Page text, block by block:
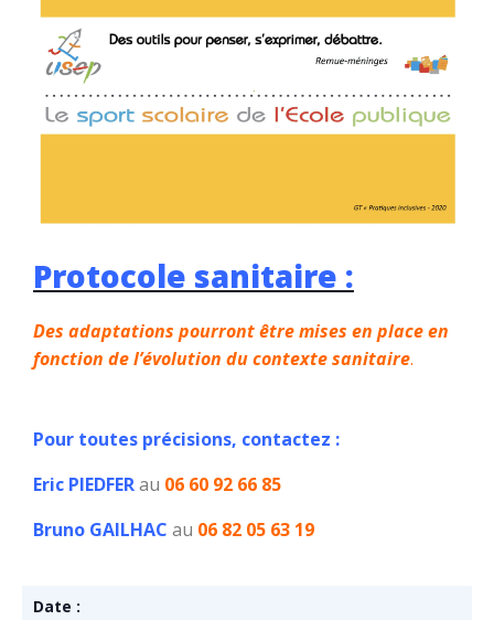
Protocole sanitaire :
Des adaptations pourront être mises en place en
fonction de l’évolution du contexte sanitaire.
Pour toutes précisions, contactez :
Eric PIEDFERau 06 60 92 66 85
Bruno GAILHAC au 06 82 05 63 19
Date :